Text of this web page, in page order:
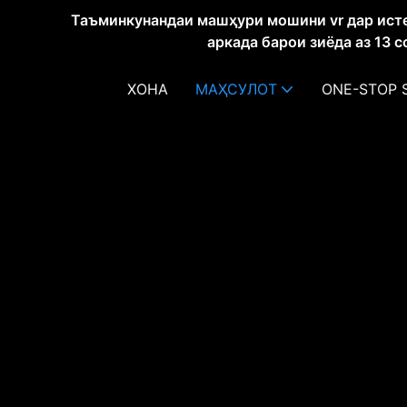
Таъминкунандаи машҳури мошини vr дар
аркада барои зиёда аз 13
ХОНА МАҲСУЛОТ ONE-STOP